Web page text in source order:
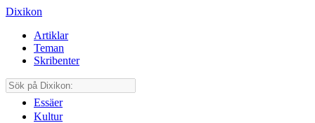
Dixikon
Artiklar
Teman
Skribenter
Essäer
Kultur